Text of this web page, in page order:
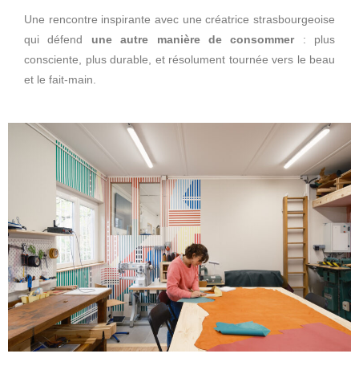
Une rencontre inspirante avec une créatrice strasbourgeoise
qui défend une autre manière de consommer: plus
consciente, plus durable, et résolument tournée vers le beau
et le fait-main.